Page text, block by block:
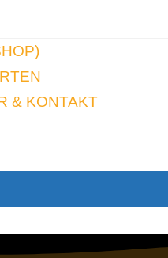
& KONTAKT